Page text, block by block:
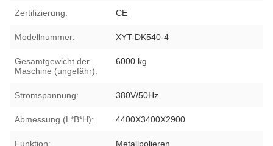
Zertifizierung: CE
Modellnummer: XYT-DK540-4
Gesamtgewicht der
Maschine (ungefähr):
6000 kg
Stromspannung: 380V/50Hz
Abmessung (L*B*H): 4400X3400X2900
Funktion: Metallpolieren